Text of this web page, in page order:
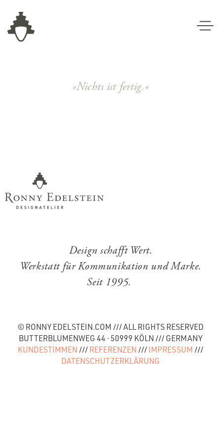
»Nichts ist fertig.«
Design schafft Wert.
Werkstatt für Kommunikation und Marke.
Seit 1995.
© RONNY EDELSTEIN.COM /// ALL RIGHTS RESERVED
BUTTERBLUMENWEG 44 · 50999 KÖLN /// GERMANY
KUNDESTIMMEN /// REFERENZEN /// IMPRESSUM ///
DATENSCHUTZERKLÄRUNG